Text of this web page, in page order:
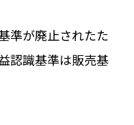
準が廃止されたた
認識基準は販売基